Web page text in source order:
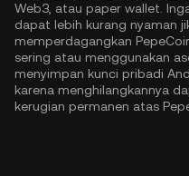
Web3, atau paper wallet.
dapat lebih kurang nyaman
memperdagangkan
sering atau menggunakan
menyimpan kunci pribadi
karena menghilangkannya
kerugian permanen atas